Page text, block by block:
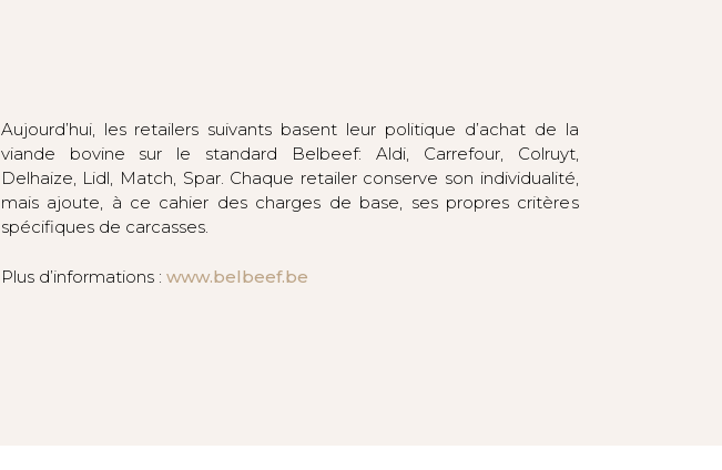
Aujourd’hui, les retailers suivants basent leur politique d’achat de la
viande bovine sur le standard Belbeef: Aldi, Carrefour, Colruyt,
Delhaize, Lidl, Match, Spar. Chaque retailer conserve son individualité,
mais ajoute, à ce cahier des charges de base, ses propres critères
spécifiques de carcasses.
Plus d’informations : www.belbeef.be